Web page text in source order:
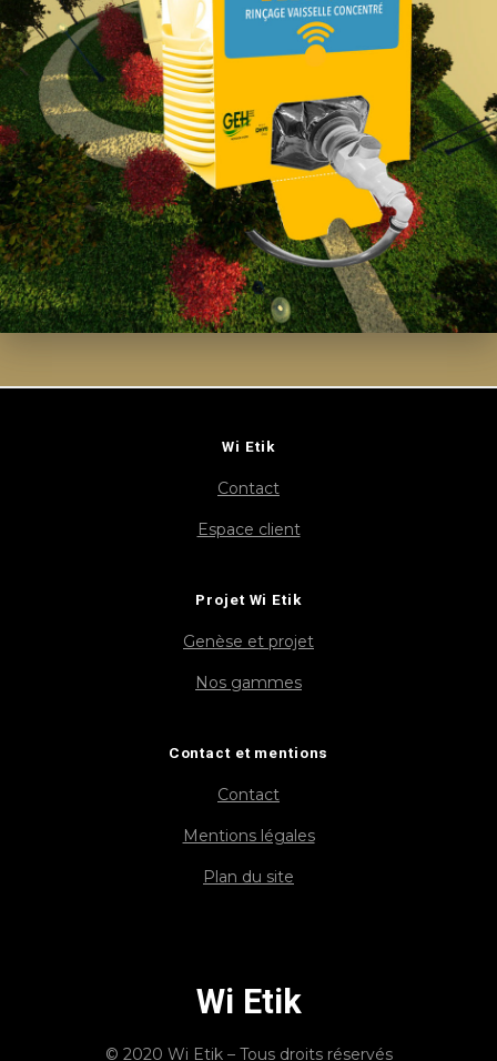
Wi Etik
Contact
Espace client
Projet Wi Etik
Genèse et projet
Nos gammes
Contact et mentions
Contact
Mentions légales
Plan du site
Wi Etik
© 2020 Wi Etik – Tous droits réservés